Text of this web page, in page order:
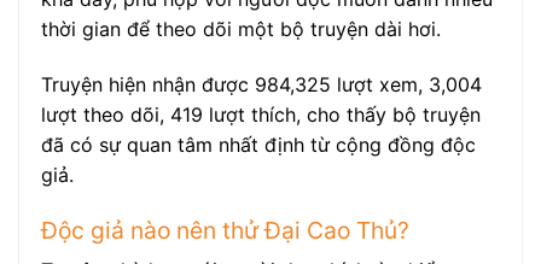
thời gian để theo dõi một bộ truyện dài hơi.
Truyện hiện nhận được 984,325 lượt xem, 3,004
lượt theo dõi, 419 lượt thích, cho thấy bộ truyện
đã có sự quan tâm nhất định từ cộng đồng độc
giả.
Độc giả nào nên thử Đại Cao Thủ?